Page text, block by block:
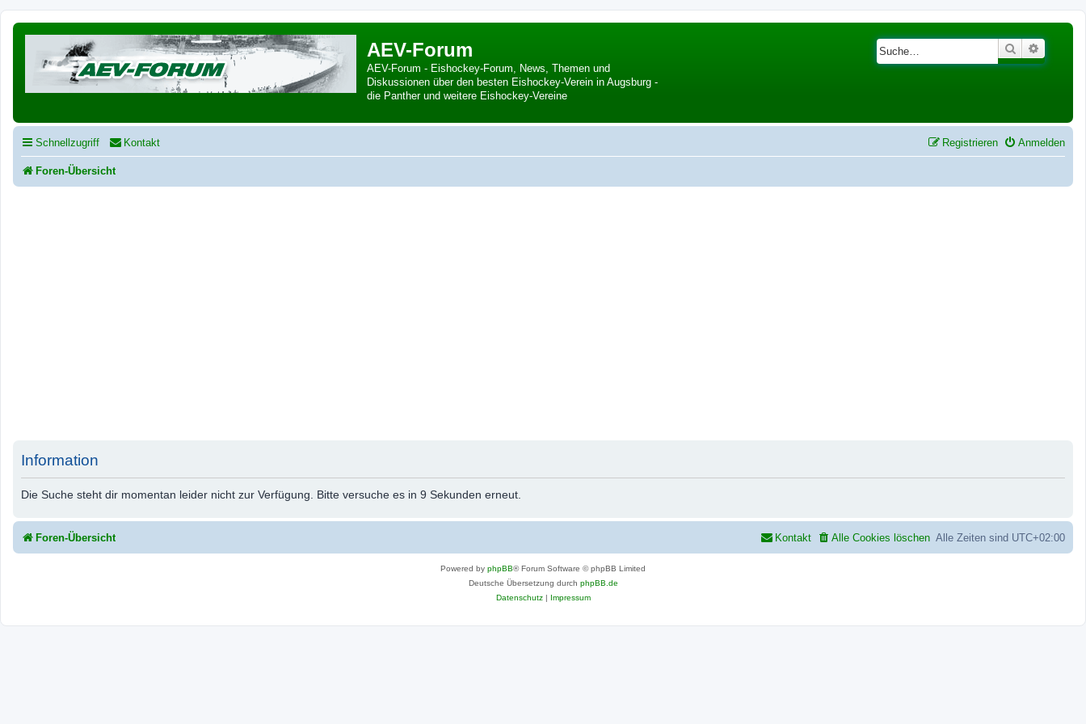
AEV-Forum
AEV-Forum - Eishockey-Forum, News, Themen und
Diskussionen über den besten Eishockey-Verein in Augsburg -
die Panther und weitere Eishockey-Vereine
Suche
Schnellzugriff Kontakt Anmelden
Registrieren
Foren-Übersicht
Information
Die Suche steht dir momentan leider nicht zur Verfügung. Bitte versuche es in 9 Sekunden erneut.
Foren-Übersicht Alle Zeiten sind UTC+02:00
Alle Cookies löschen
Kontakt
Powered by phpBB® Forum Software © phpBB Limited
Deutsche Übersetzung durch phpBB.de
Datenschutz| Impressum